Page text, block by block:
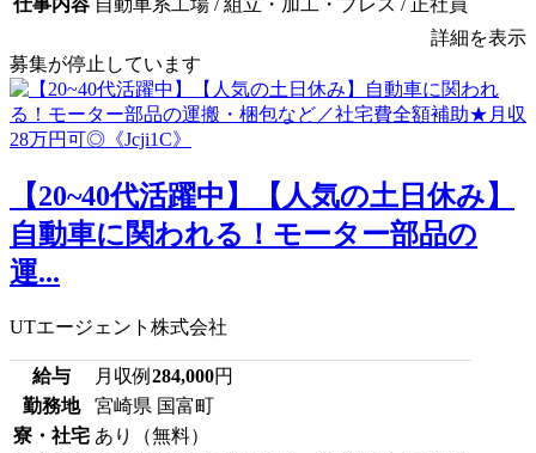
仕事内容 自動車系工場 / 組立・加工・プレス / 正社員
詳細を表示
募集が停止しています
【20~40代活躍中】【人気の土日休み】
自動車に関われる！モーター部品の
運...
UTエージェント株式会社
給与 月収例 284,000円
勤務地
宮崎県 国富町
寮・社宅 あり（無料）